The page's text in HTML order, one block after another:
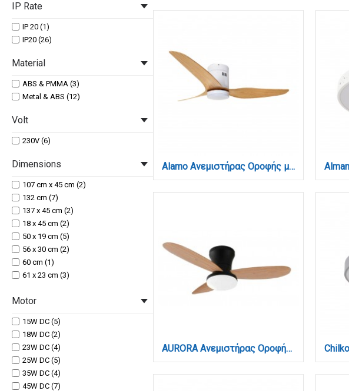
IP Rate
IP 20 (1)
IP20 (26)
Material
ABS & PMMA (3)
Metal & ABS (12)
Volt
230V (6)
Dimensions
107 cm x 45 cm (2)
132 cm (7)
137 x 45 cm (2)
18 x 45 cm (2)
50 x 19 cm (5)
56 x 30 cm (2)
60 cm (1)
61 x 23 cm (3)
Motor
15W DC (5)
18W DC (2)
23W DC (4)
25W DC (5)
35W DC (4)
45W DC (7)
Alamo Ανεμιστήρας Οροφής με LED 15W, DC Μοτέρ & Smart App - Λευκό/Ξύλο (102000510)
AURORA Ανεμιστήρας Οροφής με LED 20W, DC Μοτέρ & Smart App - Μαύρο/Ξύλο (102001020)